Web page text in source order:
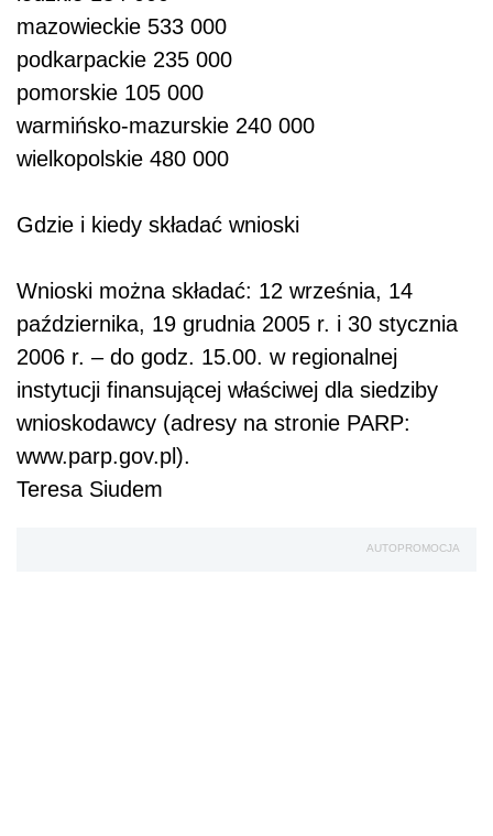
mazowieckie 533 000
podkarpackie 235 000
pomorskie 105 000
warmińsko-mazurskie 240 000
wielkopolskie 480 000
Gdzie i kiedy składać wnioski
Wnioski można składać: 12 września, 14
października, 19 grudnia 2005 r. i 30 stycznia
2006 r. – do godz. 15.00. w regionalnej
instytucji finansującej właściwej dla siedziby
wnioskodawcy (adresy na stronie PARP:
www.parp.gov.pl).
Teresa Siudem
AUTOPROMOCJA